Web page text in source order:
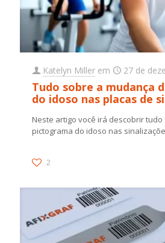
Katelyn Miller em 27 de
Tudo sobre a mudança
do idoso nas placas de
Neste artigo você irá descobrir
pictograma do idoso nas
2